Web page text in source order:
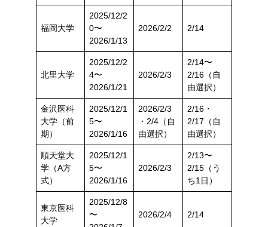
福岡大学
2025/12/2
0〜
2026/1/13
2026/2/2 2/14
北里大学
2025/12/2
4〜
2026/1/21
2026/2/3
2/14〜
2/16（自
由選択）
金沢医科
大学（前
期）
2025/12/1
5〜
2026/1/16
2026/2/3
・2/4（自
由選択）
2/16・
2/17（自
由選択）
順天堂大
学（A方
式）
2025/12/1
5〜
2026/1/16
2026/2/3
2/13〜
2/15（う
ち1日）
東京医科
大学
2025/12/8
〜
2026/2/4 2/14